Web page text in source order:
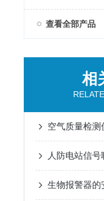
查看全部产品
相
人防电站信
生物报警器的